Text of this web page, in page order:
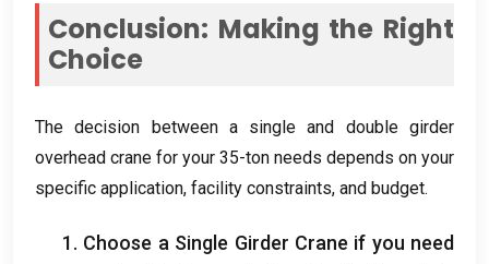
Conclusion: Making the Right
Choice
The decision between a single and double girder
overhead crane for your 35-ton needs depends on your
specific application, facility constraints, and budget.
1. Choose a Single Girder Crane if you need